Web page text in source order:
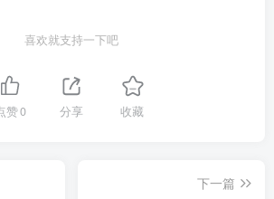
喜欢就支持一下吧
赞0 分享 收藏
下一篇